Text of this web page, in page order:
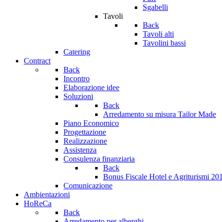
Sgabelli
Tavoli
Back
Tavoli alti
Tavolini bassi
Catering
Contract
Back
Incontro
Elaborazione idee
Soluzioni
Back
Arredamento su misura Tailor Made
Piano Economico
Progettazione
Realizzazione
Assistenza
Consulenza finanziaria
Back
Bonus Fiscale Hotel e Agriturismi
Comunicazione
Ambientazioni
HoReCa
Back